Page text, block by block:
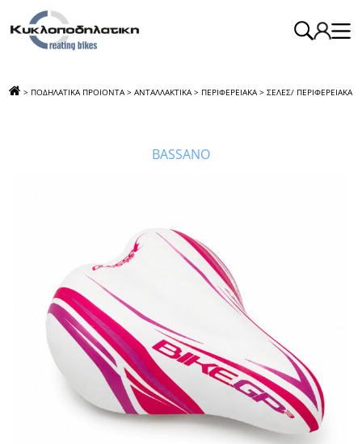
> ΠΟΔΗΛΑΤΙΚΑ ΠΡΟΙΟΝΤΑ > ΑΝΤΑΛΛΑΚΤΙΚΑ > ΠΕΡΙΦΕΡΕΙΑΚΑ > ΣΕΛΕΣ/ ΠΕΡΙΦΕΡΕΙΑΚΑ
BASSANO